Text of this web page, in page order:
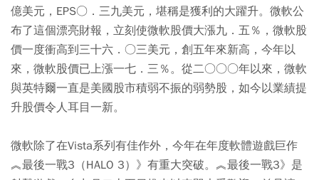
億美元，EPS○．三九美元，堪稱是獲利的大躍升。微軟公
布了這個漂亮財報，立刻使微軟股價大漲九．五％，微軟股
價一度衝高到三十六．○三美元，創五年來新高，今年以
來，微軟股價已上漲一七．三％。從二○○○年以來，微軟
與英特爾一直是美國股市積弱不振的弱勢股，如今以業績提
升股價令人耳目一新。
微軟除了在Vista系列有佳作外，今年在年度軟體遊戲巨作
︽最後一戰3（HALO 3）》有重大突破。︽最後一戰3》是